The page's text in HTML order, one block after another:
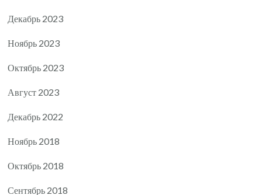
Декабрь 2023
Ноябрь 2023
Октябрь 2023
Август 2023
Декабрь 2022
Ноябрь 2018
Октябрь 2018
Сентябрь 2018